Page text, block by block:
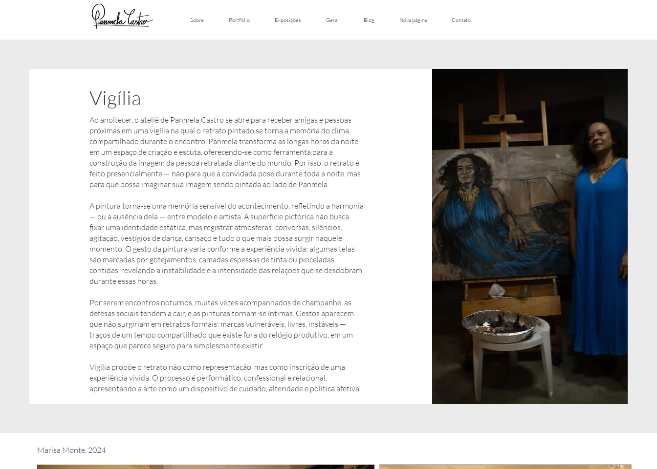
Sobre Portfólio Exposições Geral Blog Nova página Contato
Vigília
Ao anoitecer, o ateliê de Panmela Castro se abre para receber amigas e pessoas
próximas em uma vigília na qual o retrato pintado se torna a memória do clima
compartilhado durante o encontro. Panmela transforma as longas horas da noite
em um espaço de criação e escuta, oferecendo-se como ferramenta para a
construção da imagem da pessoa retratada diante do mundo. Por isso, o retrato é
feito presencialmente — não para que a convidada pose durante toda a noite, mas
para que possa imaginar sua imagem sendo pintada ao lado de Panmela.
A pintura torna-se uma memória sensível do acontecimento, refletindo a harmonia
— ou a ausência dela — entre modelo e artista. A superfície pictórica não busca
fixar uma identidade estática, mas registrar atmosferas: conversas, silêncios,
agitação, vestígios de dança, cansaço e tudo o que mais possa surgir naquele
momento. O gesto da pintura varia conforme a experiência vivida; algumas telas
são marcadas por gotejamentos, camadas espessas de tinta ou pinceladas
contidas, revelando a instabilidade e a intensidade das relações que se desdobram
durante essas horas.
Por serem encontros noturnos, muitas vezes acompanhados de champanhe, as
defesas sociais tendem a cair, e as pinturas tornam-se íntimas. Gestos aparecem
que não surgiriam em retratos formais: marcas vulneráveis, livres, instáveis —
traços de um tempo compartilhado que existe fora do relógio produtivo, em um
espaço que parece seguro para simplesmente existir.
Vigília propõe o retrato não como representação, mas como inscrição de uma
experiência vivida. O processo é performático, confessional e relacional,
apresentando a arte como um dispositivo de cuidado, alteridade e política afetiva.
Marisa Monte, 2024